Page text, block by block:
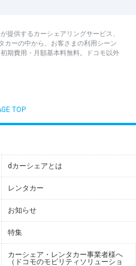
提供するカーシェアリングサービス、
カーの中から、お客さまの利用シーン
期費用・月額基本料無料。ドコモ以外
TOP
dカーシェアとは
レンタカー
お知らせ
特集
カーシェア・レンタカー事業者様へ
（ドコモのモビリティソリューショ